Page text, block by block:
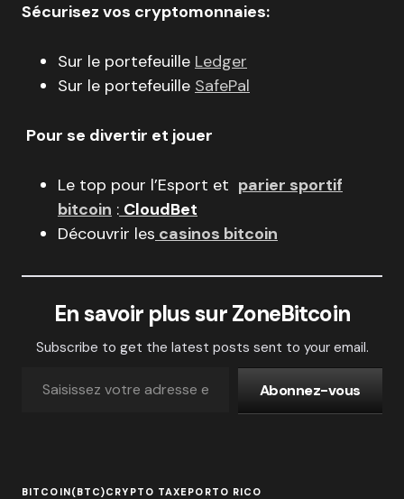
Sécurisez vos cryptomonnaies:
Sur le portefeuille Ledger
Sur le portefeuille SafePal
Pour se divertir et jouer
Le top pour l’Esport et parier sportif
bitcoin : CloudBet
Découvrir les casinos bitcoin
En savoir plus sur ZoneBitcoin
Subscribe to get the latest posts sent to your email.
Abonnez-vous
BITCOIN(BTC)CRYPTO TAXEPORTO RICO